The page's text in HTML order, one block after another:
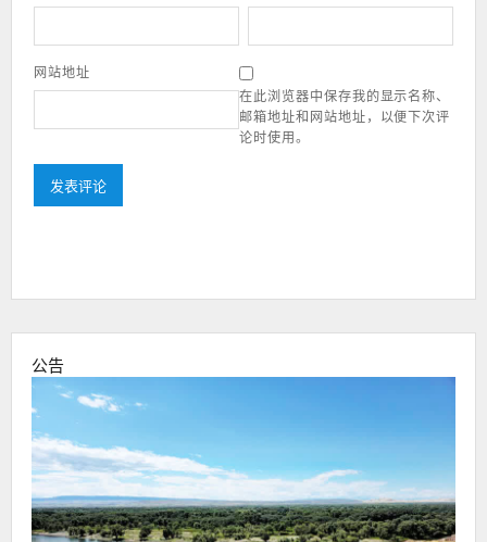
网站地址
在此浏览器中保存我的显示名称、
邮箱地址和网站地址，以便下次评
论时使用。
公告